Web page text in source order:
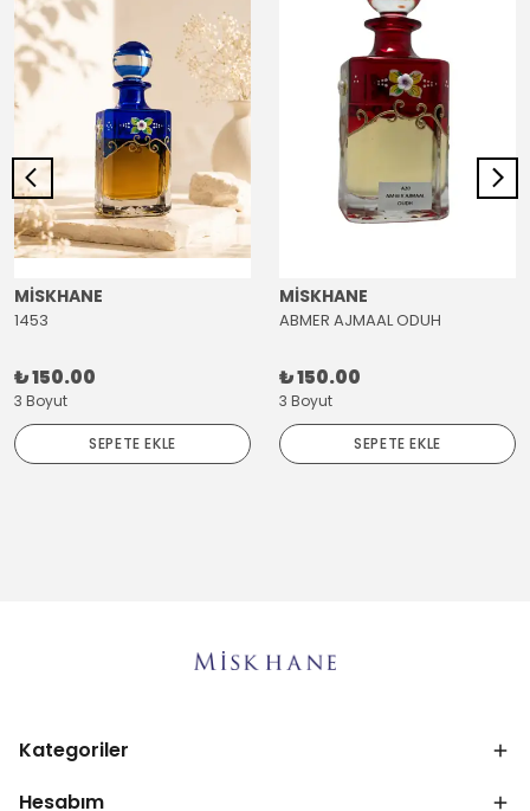
MİSKHANE
1453
₺ 150.00
3 Boyut
SEPETE EKLE
MİSKHANE
ABMER AJMAAL ODUH
₺ 150.00
3 Boyut
SEPETE EKLE
Kategoriler
Hesabım